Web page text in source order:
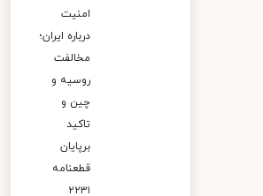
امنیت
درباره ایران؛
مخالفت
روسیه و
چین و
تاکید
برپایان
قطعنامه
۲۲۳۱